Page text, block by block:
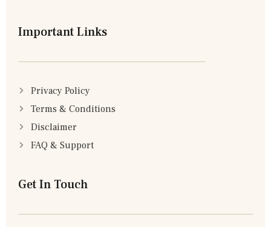
Important Links
Privacy Policy
Terms & Conditions
Disclaimer
FAQ & Support
Get In Touch